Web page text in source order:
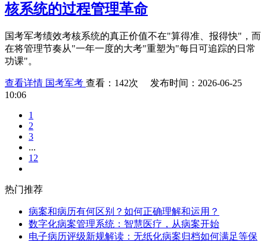
核系统的过程管理革命
国考军考绩效考核系统的真正价值不在"算得准、报得快"，而
在将管理节奏从"一年一度的大考"重塑为"每日可追踪的日常
功课"。
查看详情 国考军考 查看：142次 发布时间：2026-06-25
10:06
1
2
3
...
12
热门推荐
病案和病历有何区别？如何正确理解和运用？
数字化病案管理系统：智慧医疗，从病案开始
电子病历评级新规解读：无纸化病案归档如何满足等保